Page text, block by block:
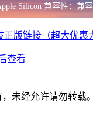
Silicon 兼容性：兼容
正版链接（超大优惠
查看
未经允许请勿转载。